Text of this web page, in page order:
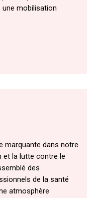
mobilisation
marquante dans notre
et la lutte contre le
des
de la santé
atmosphère